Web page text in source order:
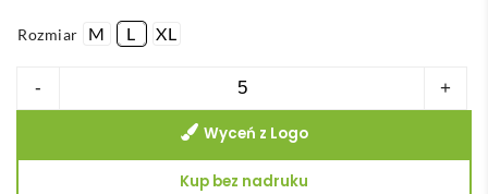
Rozmiar M L XL
-
THC
+
Wyceń z Logo
Kup bez nadruku